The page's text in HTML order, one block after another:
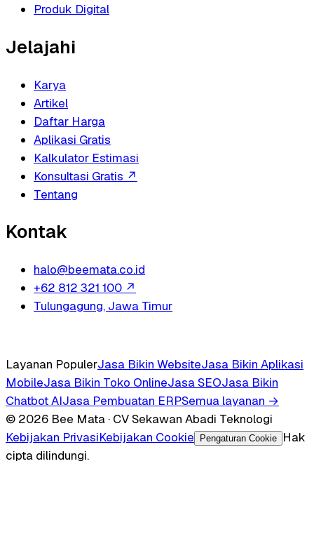
Produk Digital
Jelajahi
Karya
Artikel
Daftar Harga
Aplikasi Gratis
Kalkulator Estimasi
Konsultasi Gratis ↗
Tentang
Kontak
halo@beemata.co.id
+62 812 321 100 ↗
Tulungagung, Jawa Timur
Layanan PopulerJasa Bikin WebsiteJasa Bikin Aplikasi
MobileJasa Bikin Toko OnlineJasa SEOJasa Bikin
Chatbot AIJasa Pembuatan ERPSemua layanan →
© 2026 Bee Mata · CV Sekawan Abadi Teknologi
Kebijakan PrivasiKebijakan Cookie Pengaturan Cookie
Hak
cipta dilindungi.